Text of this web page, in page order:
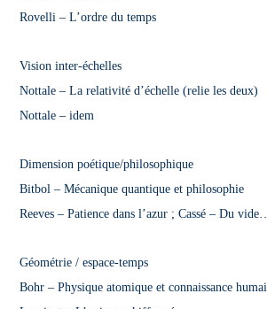
Rovelli – L’ordre du temps
Vision inter-échelles
Nottale – La relativité d’échelle (relie les deux)
Nottale – idem
Dimension poétique/philosophique
Bitbol – Mécanique quantique et philosophie
Reeves – Patience dans l’azur ; Cassé – Du
Géométrie / espace-temps
Bohr – Physique atomique et connaissance